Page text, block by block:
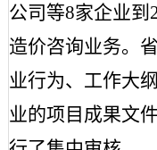
公司等8家企业到
造价咨询业务。
业行为、工作大
业的项目成果文